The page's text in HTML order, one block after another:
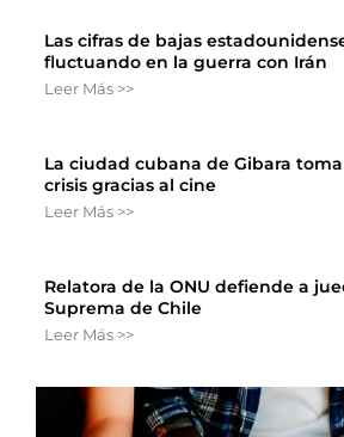
Las cifras de bajas
fluctuando en la guerra con Irán
Leer Más >>
La ciudad cubana de Gibara
crisis gracias al cine
Leer Más >>
Relatora de la ONU defiende a
Suprema de Chile
Leer Más >>